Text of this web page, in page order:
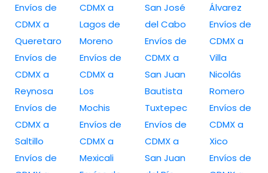
Envíos de
CDMX a
Queretaro
Envíos de
CDMX a
Reynosa
Envíos de
CDMX a
Saltillo
Envíos de
CDMX a
Lagos de
Moreno
Envíos de
CDMX a
Los
Mochis
Envíos de
CDMX a
Mexicali
San José
del Cabo
Envíos de
CDMX a
San Juan
Bautista
Tuxtepec
Envíos de
CDMX a
San Juan
Álvarez
Envíos de
CDMX a
Villa
Nicolás
Romero
Envíos de
CDMX a
Xico
Envíos de